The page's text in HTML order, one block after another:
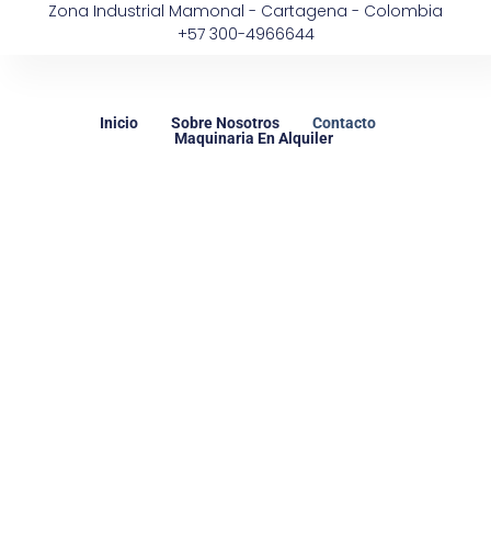
Zona Industrial Mamonal - Cartagena - Colombia
+57 300-4966644
Inicio Sobre Nosotros
Contacto
Maquinaria En Alquiler